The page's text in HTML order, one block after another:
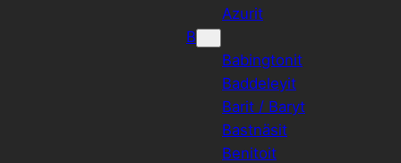
Azurit
B
Babingtonit
Baddeleyit
Barit / Baryt
Bastnäsit
Benitoit